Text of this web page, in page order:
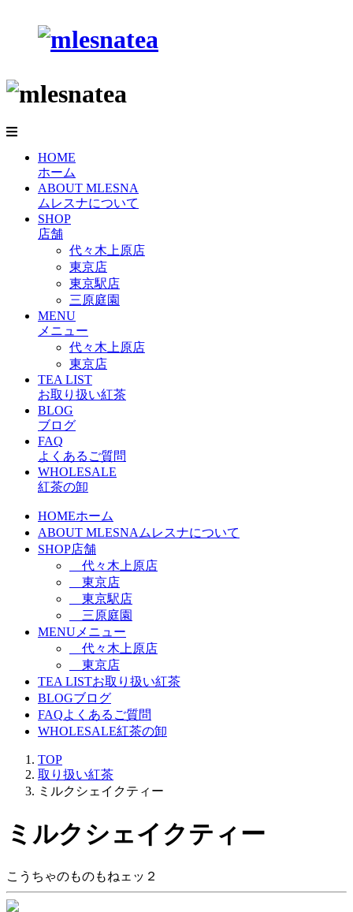
HOME
ホーム
ABOUT MLESNA
ムレスナについて
SHOP
店舗
代々木上原店
東京店
東京駅店
三原庭園
MENU
メニュー
代々木上原店
東京店
TEA LIST
お取り扱い紅茶
BLOG
ブログ
FAQ
よくあるご質問
WHOLESALE
紅茶の卸
HOMEホーム
ABOUT MLESNAムレスナについて
SHOP店舗
代々木上原店
東京店
東京駅店
三原庭園
MENUメニュー
代々木上原店
東京店
TEA LISTお取り扱い紅茶
BLOGブログ
FAQよくあるご質問
WHOLESALE紅茶の卸
TOP
取り扱い紅茶
ミルクシェイクティー
ミルクシェイクティー
こうちゃのものもねェッ２